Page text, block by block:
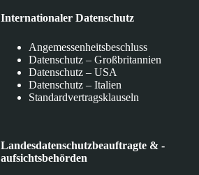
Internationaler Datenschutz
Angemessenheitsbeschluss
Datenschutz – Großbritannien
Datenschutz – USA
Datenschutz – Italien
Standardvertragsklauseln
Landesdatenschutzbeauftragte & -
aufsichtsbehörden